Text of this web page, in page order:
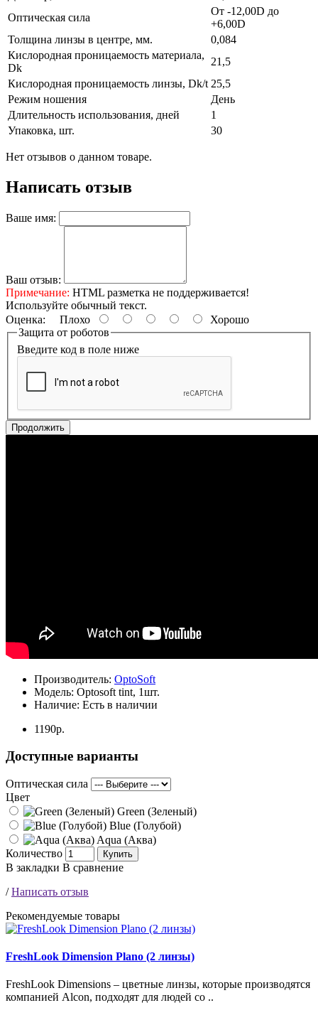
Оптическая сила
От -12,00D до
+6,00D
Толщина линзы в центре, мм.
0,084
Кислородная проницаемость материала,
Dk
21,5
Кислородная проницаемость линзы, Dk/t 25,5
Режим ношения
День
Длительность использования, дней
1
Упаковка, шт.
30
Нет отзывов о данном товаре.
Написать отзыв
Ваше имя:
Ваш отзыв:
Примечание: HTML разметка не поддерживается!
Используйте обычный текст.
Оценка: Плохо
Хорошо
Защита от роботов
Введите код в поле ниже
Продолжить
Производитель: OptoSoft
Модель: Optosoft tint, 1шт.
Наличие: Есть в наличии
1190р.
Доступные варианты
Оптическая сила
Цвет
Green (Зеленый)
Blue (Голубой)
Aqua (Аква)
Количество
Купить
В закладки В сравнение
/Написать отзыв
Рекомендуемые товары
FreshLook Dimension Plano (2 линзы)
FreshLook Dimensions – цветные линзы, которые производятся
компанией Alcon, подходят для людей со ..